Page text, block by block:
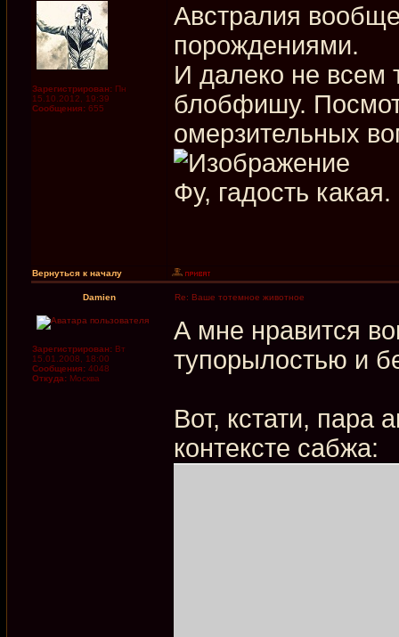
Зарегистрирован: Пн
15.10.2012, 19:39
Сообщения: 655
Австралия
порождениями.
И далеко не всем
блобфишу.
омерзительных
Фу, гадость какая.
Вернуться к началу
Damien Re: Ваше тотемное животное
Зарегистрирован: Вт
15.01.2008, 18:00
Сообщения: 4048
Откуда: Москва
А мне нравится
тупорылостью и
Вот, кстати, пара
контексте сабжа: